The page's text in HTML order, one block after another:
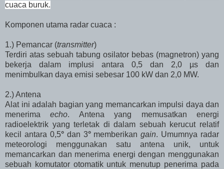
cuaca buruk.
Komponen utama radar cuaca :
1.) Pemancar (transmitter)
Terdiri atas sebuah tabung osilator bebas (magnetron) yang
bekerja dalam implusi antara 0,5 dan 2,0 µs dan
menimbulkan daya emisi sebesar 100 kW dan 2,0 MW.
2.) Antena
Alat ini adalah bagian yang memancarkan impulsi daya dan
menerimaecho. Antena yang memusatkan energi
radioelektrik yang terletak di dalam sebuah kerucut relatif
kecil antara 0,5°dan 3°memberikangain. Umumnya radar
meteorologi menggunakan satu antena unik, untuk
memancarkan dan menerima energi dengan menggunakan
sebuah komutator otomatik untuk menutup penerima pada